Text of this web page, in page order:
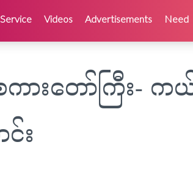
Videos Advertisements Need
ကားတော်ကြီး-
း